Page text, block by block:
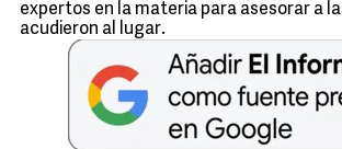
expertos en la materia para asesorar a
acudieron al lugar.